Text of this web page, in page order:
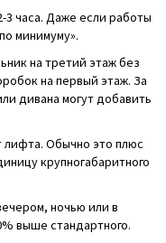
часа. Даже если работы
минимуму».
на третий этаж без
на первый этаж. За
дивана могут добавить
Обычно это плюс
крупногабаритного
ночью или в
выше стандартного.